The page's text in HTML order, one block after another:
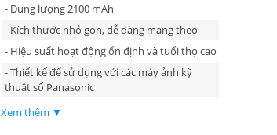
- Dung lượng 2100 mAh
- Kích thước nhỏ gọn, dễ dàng mang theo
- Hiệu suất hoạt động ổn định và tuổi thọ cao
- Thiết kế để sử dụng với các máy ảnh kỹ
thuật số Panasonic
Xem thêm ▼